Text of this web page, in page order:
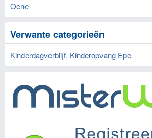
Oene
Verwante categorieën
Kinderdagverblijf, Kinderopvang Epe